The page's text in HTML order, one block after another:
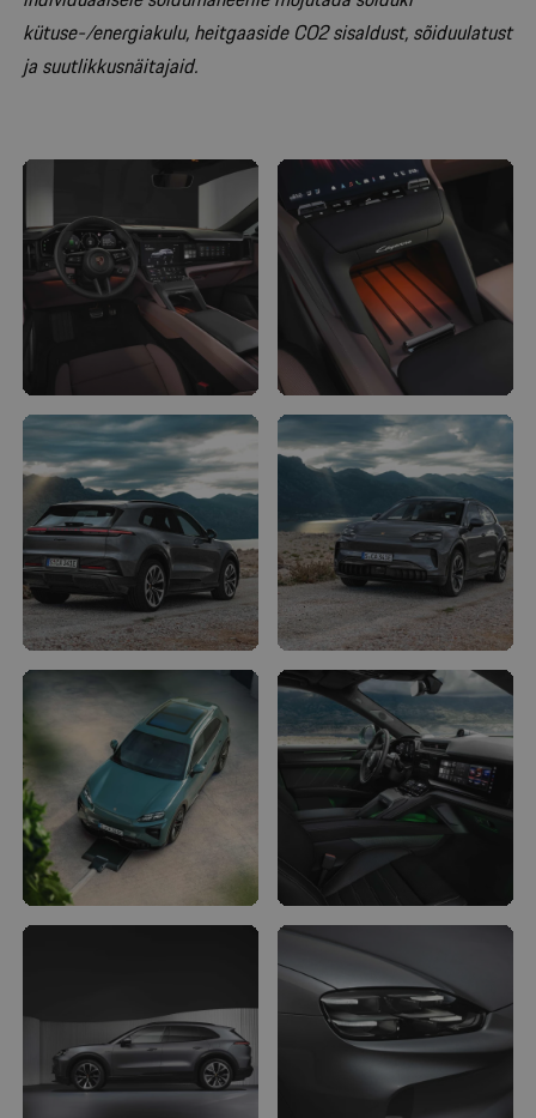
kütuse-/energiakulu, heitgaaside CO2 sisaldust, sõiduulatust
ja suutlikkusnäitajaid.